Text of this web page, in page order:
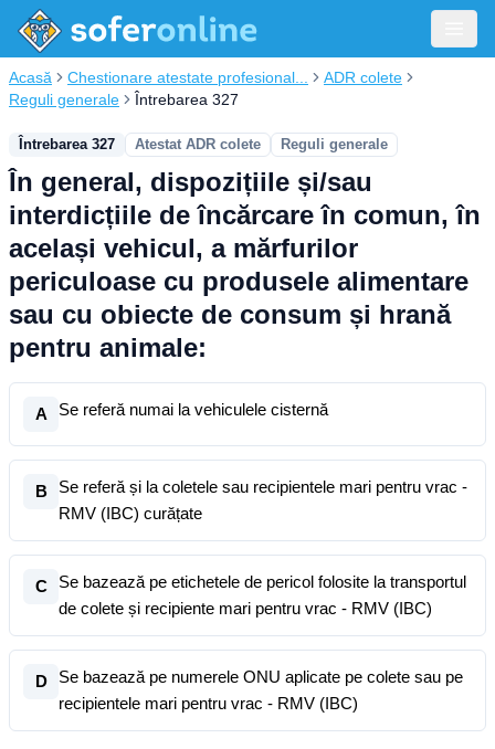
Acasă Chestionare atestate profesional...
ADR colete
Reguli generale
Întrebarea 327
Întrebarea 327 Atestat ADR colete Reguli generale
În general, dispozițiile și/sau
interdicțiile de încărcare în comun, în
același vehicul, a mărfurilor
periculoase cu produsele alimentare
sau cu obiecte de consum și hrană
pentru animale:
A Se referă numai la vehiculele cisternă
B
Se referă și la coletele sau recipientele mari pentru vrac -
RMV (IBC) curățate
C
Se bazează pe etichetele de pericol folosite la transportul
de colete și recipiente mari pentru vrac - RMV (IBC)
D
Se bazează pe numerele ONU aplicate pe colete sau pe
recipientele mari pentru vrac - RMV (IBC)